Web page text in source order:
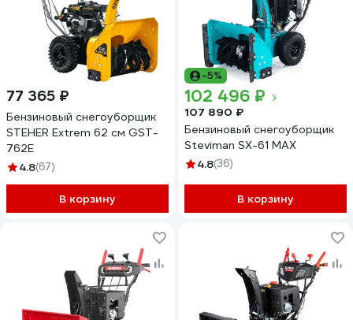
77 365 ₽
Бензиновый снегоуборщик
STEHER Extrem 62 см GST-
762E
4.8(67)
В корзину
-5%
102 496 ₽
107 890 ₽
Бензиновый снегоуборщик
Steviman SX-61 MAX
4.8(36)
В корзину